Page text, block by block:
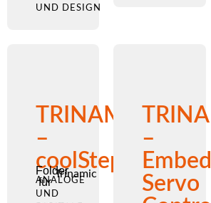
UND DESIGN
TRINAMIC
–
coolStep
Folder
für
Trinamic
ANALOGE
UND
–
Servo